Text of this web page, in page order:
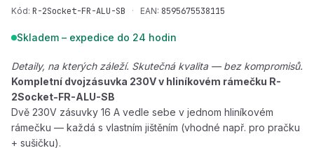
Kód: R-2Socket-FR-ALU-SB · EAN: 8595675538115
Skladem – expedice do 24 hodin
Detaily, na kterých záleží. Skutečná kvalita — bez kompromisů.
Kompletní dvojzásuvka 230V v hliníkovém rámečku R-
2Socket-FR-ALU-SB
Dvě 230V zásuvky 16 A vedle sebe v jednom hliníkovém
rámečku — každá s vlastním jištěním (vhodné např. pro pračku
+ sušičku).